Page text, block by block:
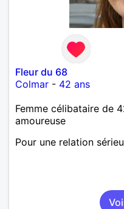
Fleur du 68
Colmar - 42 ans
Femme célibataire de
amoureuse
Pour une relation